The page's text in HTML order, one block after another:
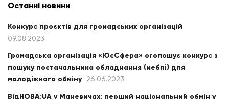
Останні новини
Конкурс проєктів для громадських організацій
09.08.2023
Громадська організація «ЮсСфера» оголошує конкурс з
пошуку постачальника обладнання (меблі) для
молодіжного обміну
26.06.2023
ВідНОВА:UA у Маневичах: перший національний обмін у